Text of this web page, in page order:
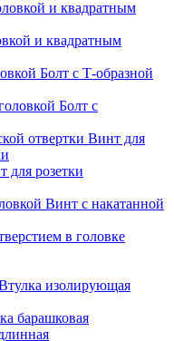
и квадратным
Болт с Т-образной
Болт с
Винт для
для розетки
Винт с накатанной
в головке
изолирующая
барашковая